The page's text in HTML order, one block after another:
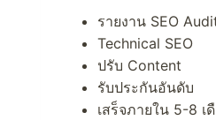
รายงาน SEO
Technical SEO
ปรับ Content
รับประกันอันดับ
เสร็จภายใน 5-8 เ